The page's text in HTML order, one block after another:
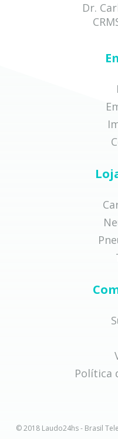
Dr.
Política
© 2018 Laudo24hs - Brasil